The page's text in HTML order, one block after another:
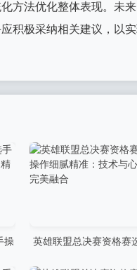
方法优化整体表现。未
积极采纳相关建议，以
操
英雄联盟总决赛资格赛